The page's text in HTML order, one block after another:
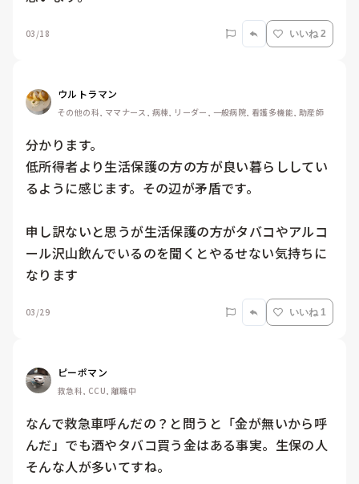
03/18 いいね 2
ウルトラマン
その他の科, ママナース, 病棟, リーダー, 一般病院, 看護多機能, 助産師
分かります。
低所得者より生活保護の方の方が良い暮らししてい
るように感じます。その辺が矛盾です。
申し訳ないと思うが生活保護の方がタバコやアルコ
ール沢山飲んでいるのを聞くとやるせない気持ちに
なります
03/29 いいね 1
ピーポマン
救急科, CCU, 離職中
なんで救急車呼んだの？と問うと「金が無いから呼
んだ」でも酒やタバコ買う金はある事実。生保の人
そんな人が多いてすね。